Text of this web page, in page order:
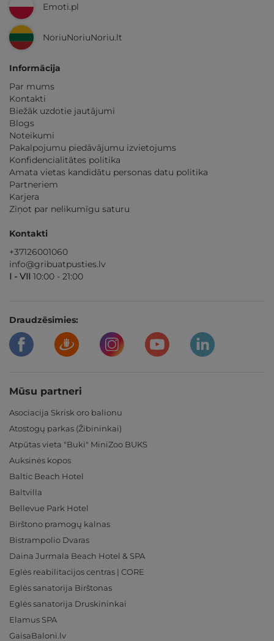
Emoti.pl
NoriuNoriuNoriu.lt
Informācija
Par mums
Kontakti
Biežāk uzdotie jautājumi
Blogs
Noteikumi
Pakalpojumu piedāvājumu izvietojums
Konfidencialitātes politika
Amata vietas kandidātu personas datu politika
Partneriem
Karjera
Ziņot par nelikumīgu saturu
Kontakti
+37126001060
info@gribuatpusties.lv
I - VII 10:00 - 21:00
Draudzēsimies:
Mūsu partneri
Asociacija Skrisk oro balionu
Atostogų parkas (Žibininkai)
Atpūtas vieta "Buki" MiniZoo BUKS
Auksinės kopos
Baltic Beach Hotel
Baltvilla
Bellevue Park Hotel
Birštono pramogų kalnas
Bistrampolio Dvaras
Daina Jurmala Beach Hotel & SPA
Eglės reabilitacijos centras | CORE
Eglės sanatorija Birštonas
Eglės sanatorija Druskininkai
Elamus SPA
GaisaBaloni.lv